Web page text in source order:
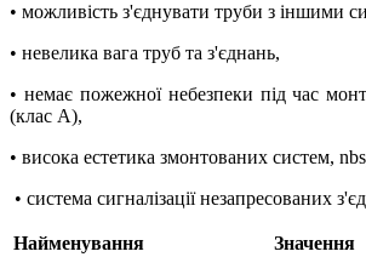
• можливість з'єднувати труби з іншими
• невелика вага труб та з'єднань,
• немає пожежної небезпеки під час
(клас A),
• висока естетика змонтованих систем,
• система сигналізації незапресованих
Найменування
Значення